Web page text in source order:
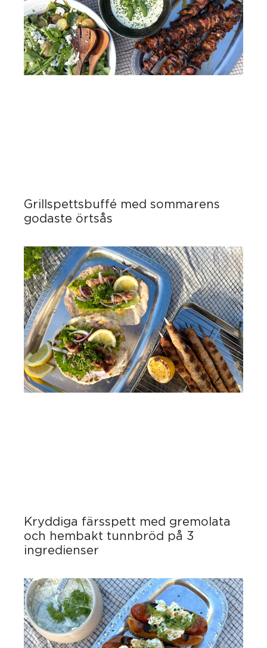
Grillspettsbuffé med sommarens
godaste örtsås
Kryddiga färsspett med gremolata
och hembakt tunnbröd på 3
ingredienser